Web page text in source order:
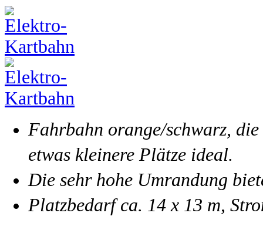
Fahrbahn orange/schwarz,
etwas kleinere Plätze ideal.
Die sehr hohe Umrandung
Platzbedarf ca. 14 x 13 m,